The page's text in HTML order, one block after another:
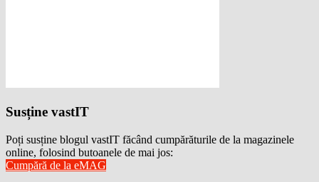
Susține vastIT
Poți susține blogul vastIT făcând cumpărăturile de la magazinele
online, folosind butoanele de mai jos:
Cumpără de la eMAG